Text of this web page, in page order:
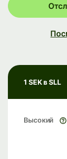
1 SEK в SLL
Высокий